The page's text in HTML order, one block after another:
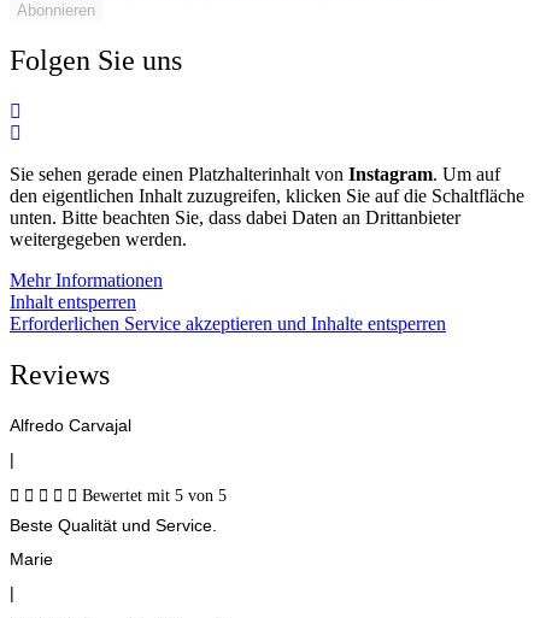
Abonnieren
Folgen Sie uns
Sie sehen gerade einen Platzhalterinhalt von Instagram. Um auf
den eigentlichen Inhalt zuzugreifen, klicken Sie auf die Schaltfläche
unten. Bitte beachten Sie, dass dabei Daten an Drittanbieter
weitergegeben werden.
Mehr Informationen
Inhalt entsperren
Erforderlichen Service akzeptieren und Inhalte entsperren
Reviews
Alfredo Carvajal
|
     Bewertet mit 5 von 5
Beste Qualität und Service.
Marie
|